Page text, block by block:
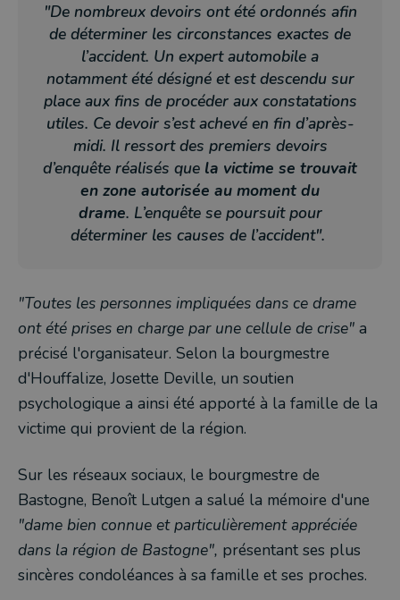
"De nombreux devoirs ont été ordonnés afin
de déterminer les circonstances exactes de
l’accident. Un expert automobile a
notamment été désigné et est descendu sur
place aux fins de procéder aux constatations
utiles. Ce devoir s’est achevé en fin d’après-
midi. Il ressort des premiers devoirs
d’enquête réalisés que la victime se trouvait
en zone autorisée au moment du
drame. L’enquête se poursuit pour
déterminer les causes de l’accident".
"Toutes les personnes impliquées dans ce drame
ont été prises en charge par une cellule de crise" a
précisé l'organisateur. Selon la bourgmestre
d'Houffalize, Josette Deville, un soutien
psychologique a ainsi été apporté à la famille de la
victime qui provient de la région.
Sur les réseaux sociaux, le bourgmestre de
Bastogne, Benoît Lutgen a salué la mémoire d'une
"dame bien connue et particulièrement appréciée
dans la région de Bastogne", présentant ses plus
sincères condoléances à sa famille et ses proches.